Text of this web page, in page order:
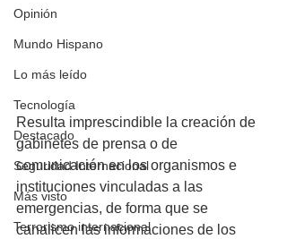
Opinión
Mundo Hispano
Lo más leído
Tecnología
Destacado
Seguridad Internacional
Más visto
Terrorismo internacional
Resulta imprescindible la creación de
gabinetes de prensa o de
comunicación en los organismos e
instituciones vinculadas a las
emergencias, de forma que se
canalicen las informaciones de los